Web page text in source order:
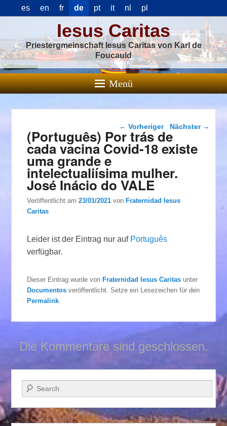
es en fr de pt it nl pl
Iesus Caritas
Priestergmeinschaft Iesus Caritas von Karl de
Foucauld
Menü
Beitragsnavigation
← Vorheriger Nächster →
(Português) Por trás de
cada vacina Covid-18 existe
uma grande e
intelectualiísima mulher.
José Inácio do VALE
Veröffentlicht am23/01/2021 vonFraternidad Iesus
Caritas
Leider ist der Eintrag nur auf Português
verfügbar.
Dieser Eintrag wurde vonFraternidad Iesus Caritas unter
Documentos veröffentlicht. Setze ein Lesezeichen für den
Permalink
Die Kommentare sind geschlossen.
Suchen